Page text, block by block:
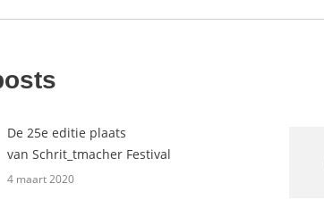
De 25e editie plaats
van Schrit_tmacher Festival
4 maart 2020